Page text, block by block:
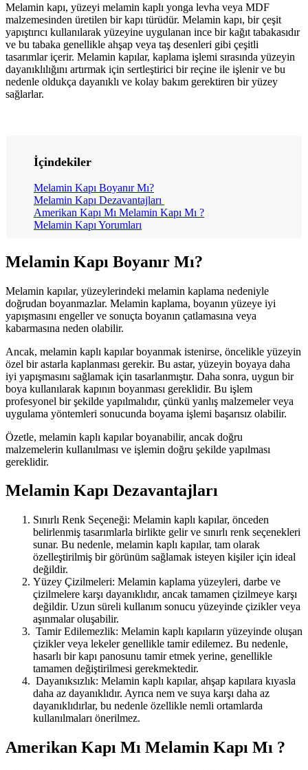
Melamin kapı, yüzeyi melamin kaplı yonga levha veya MDF
malzemesinden üretilen bir kapı türüdür. Melamin kapı, bir çeşit
yapıştırıcı kullanılarak yüzeyine uygulanan ince bir kağıt tabakasıdır
ve bu tabaka genellikle ahşap veya taş desenleri gibi çeşitli
tasarımlar içerir. Melamin kapılar, kaplama işlemi sırasında yüzeyin
dayanıklılığını artırmak için sertleştirici bir reçine ile işlenir ve bu
nedenle oldukça dayanıklı ve kolay bakım gerektiren bir yüzey
sağlarlar.
İçindekiler
Melamin Kapı Boyanır Mı?
Melamin Kapı Dezavantajları
Amerikan Kapı Mı Melamin Kapı Mı ?
Melamin Kapı Yorumları
Melamin Kapı Boyanır Mı?
Melamin kapılar, yüzeylerindeki melamin kaplama nedeniyle
doğrudan boyanmazlar. Melamin kaplama, boyanın yüzeye iyi
yapışmasını engeller ve sonuçta boyanın çatlamasına veya
kabarmasına neden olabilir.
Ancak, melamin kaplı kapılar boyanmak istenirse, öncelikle yüzeyin
özel bir astarla kaplanması gerekir. Bu astar, yüzeyin boyaya daha
iyi yapışmasını sağlamak için tasarlanmıştır. Daha sonra, uygun bir
boya kullanılarak kapının boyanması gereklidir. Bu işlem
profesyonel bir şekilde yapılmalıdır, çünkü yanlış malzemeler veya
uygulama yöntemleri sonucunda boyama işlemi başarısız olabilir.
Özetle, melamin kaplı kapılar boyanabilir, ancak doğru
malzemelerin kullanılması ve işlemin doğru şekilde yapılması
gereklidir.
Melamin Kapı Dezavantajları
Sınırlı Renk Seçeneği: Melamin kaplı kapılar, önceden
belirlenmiş tasarımlarla birlikte gelir ve sınırlı renk seçenekleri
sunar. Bu nedenle, melamin kaplı kapılar, tam olarak
özelleştirilmiş bir görünüm sağlamak isteyen kişiler için ideal
değildir.
Yüzey Çizilmeleri: Melamin kaplama yüzeyleri, darbe ve
çizilmelere karşı dayanıklıdır, ancak tamamen çizilmeye karşı
değildir. Uzun süreli kullanım sonucu yüzeyinde çizikler veya
aşınmalar oluşabilir.
Tamir Edilemezlik: Melamin kaplı kapıların yüzeyinde oluşan
çizikler veya lekeler genellikle tamir edilemez. Bu nedenle,
hasarlı bir kapı panosunu tamir etmek yerine, genellikle
tamamen değiştirilmesi gerekmektedir.
Dayanıksızlık: Melamin kaplı kapılar, ahşap kapılara kıyasla
daha az dayanıklıdır. Ayrıca nem ve suya karşı daha az
dayanıklıdırlar, bu nedenle özellikle nemli ortamlarda
kullanılmaları önerilmez.
Amerikan Kapı Mı Melamin Kapı Mı ?